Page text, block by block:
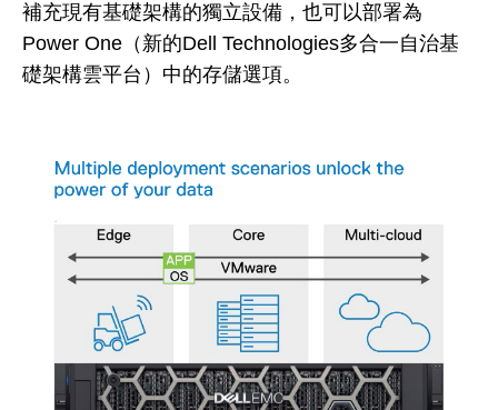
補充現有基礎架構的獨立設備，也可以部署為
Power One（新的Dell Technologies多合一自治基
礎架構雲平台）中的存儲選項。